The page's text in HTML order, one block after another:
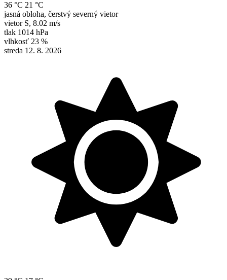
36 °C 21 °C
jasná obloha, čerstvý severný vietor
vietor S, 8.02 m/s
tlak 1014 hPa
vlhkosť 23 %
streda 12. 8. 2026